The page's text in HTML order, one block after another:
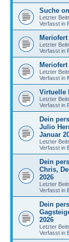
Suche
Letzter
Verfasst in
Letzter
Verfasst in
Letzter
Verfasst in
Virtuelle
Letzter
Verfasst in
Dein
Julio
Januar
Letzter
Verfasst in
Dein
Chris,
2026
Letzter
Verfasst in
Dein
2026
Letzter
Verfasst in